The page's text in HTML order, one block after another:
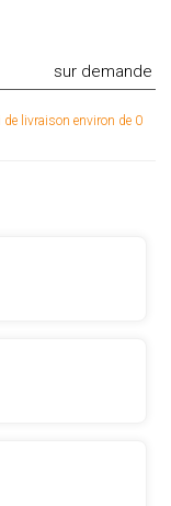
sur demande
livraison environ de 0